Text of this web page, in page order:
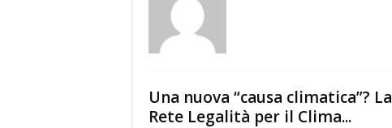
Una nuova “causa climatica”? La
Rete Legalità per il Clima...